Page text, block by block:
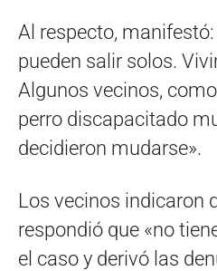
Al respecto,
pueden salir solos.
Algunos vecinos,
perro discapacitado
decidieron mudarse».
Los vecinos indicaron
respondió que «no
el caso y derivó las